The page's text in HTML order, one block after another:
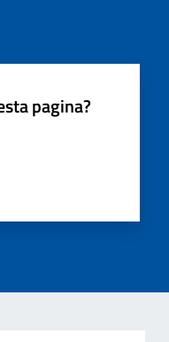
pagina?